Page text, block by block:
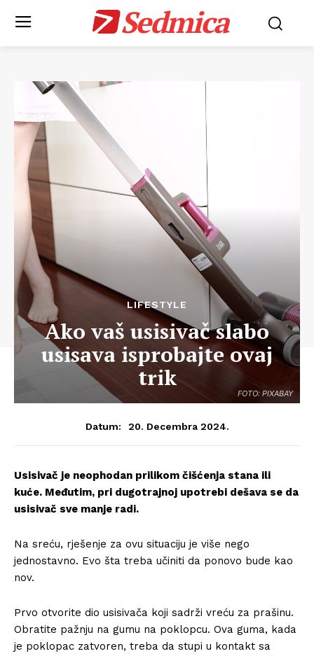
Sedmica
FOTO: PIXABAY
LIFESTYLE
Ako vaš usisivač slabo
usisava isprobajte ovaj
trik
Datum: 20. Decembra 2024.
Usisivač je neophodan prilikom čišćenja stana ili
kuće. Međutim, pri dugotrajnoj upotrebi dešava se da
usisivač sve manje radi.
Na sreću, rješenje za ovu situaciju je više nego
jednostavno. Evo šta treba učiniti da ponovo bude kao
nov.
Prvo otvorite dio usisivača koji sadrži vreću za prašinu.
Obratite pažnju na gumu na poklopcu. Ova guma, kada
je poklopac zatvoren, treba da stupi u kontakt sa